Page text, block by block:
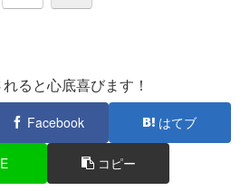
ると心底喜びます！
Facebook はてブ
コピー